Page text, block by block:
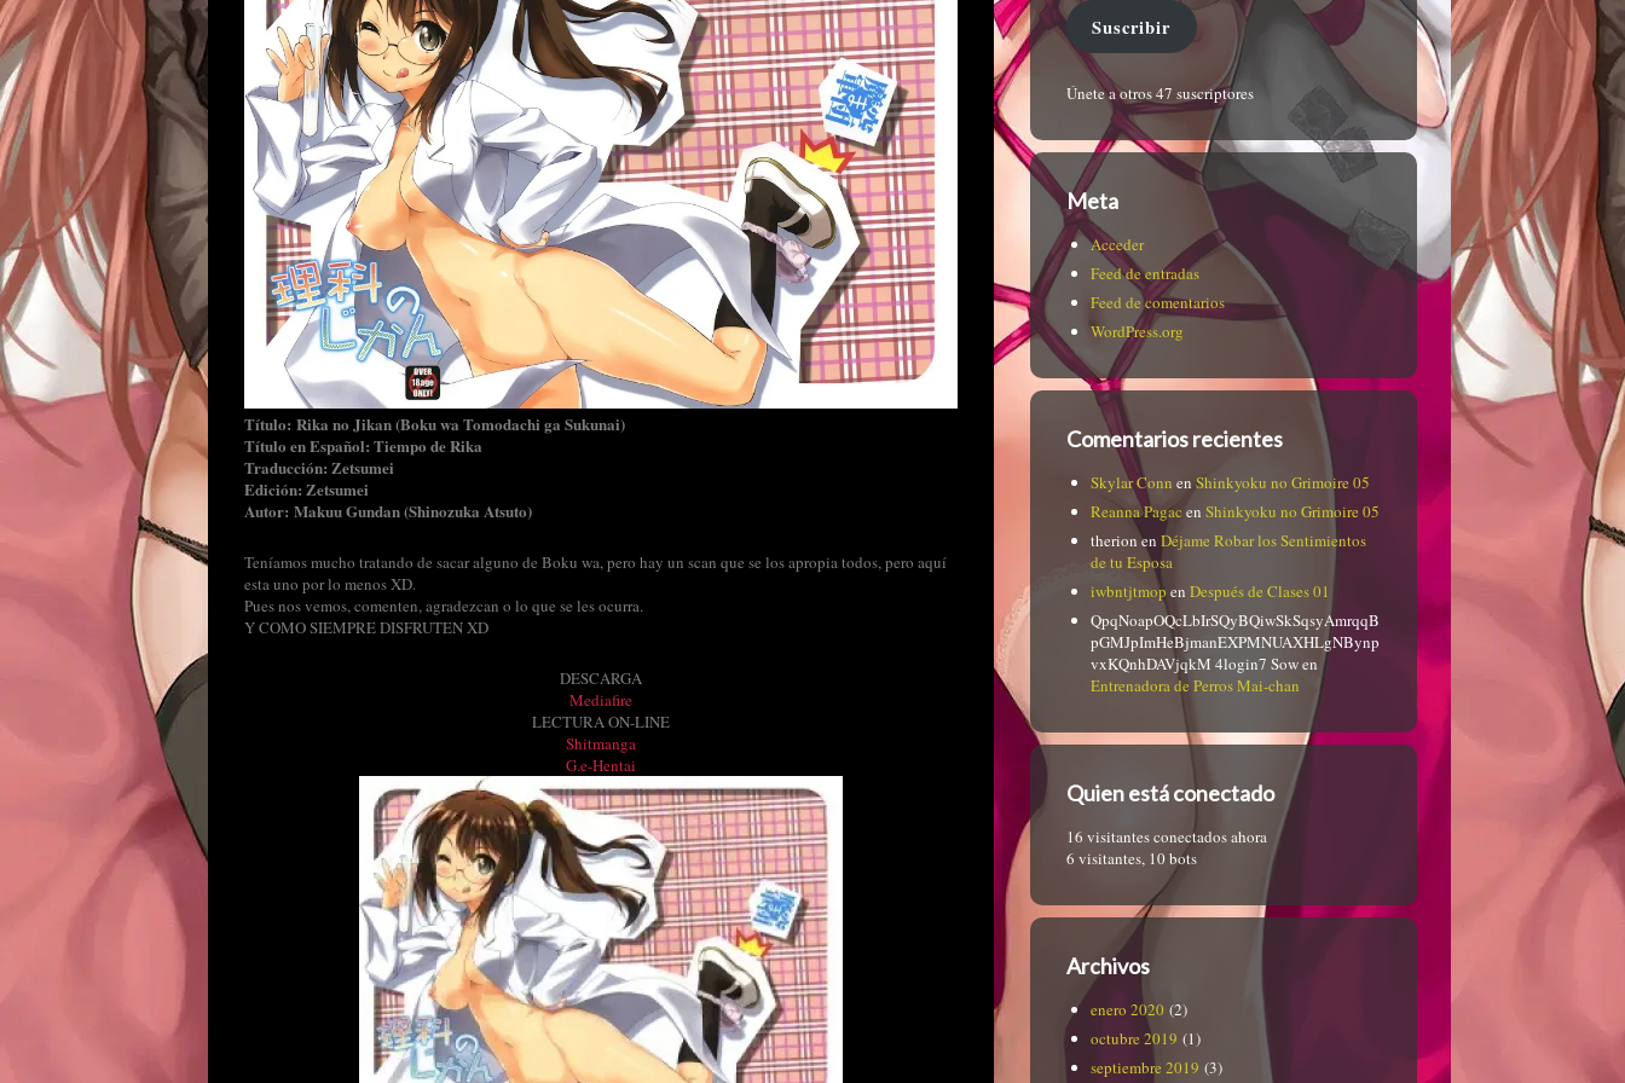
Título: Rika no Jikan (Boku wa Tomodachi ga Sukunai)
Título en Español: Tiempo de Rika
Traducción: Zetsumei
Edición: Zetsumei
Autor: Makuu Gundan (Shinozuka Atsuto)
Teníamos mucho tratando de sacar alguno de Boku wa, pero hay un scan que se los apropia todos, pero aquí
esta uno por lo menos XD.
Pues nos vemos, comenten, agradezcan o lo que se les ocurra.
Y COMO SIEMPRE DISFRUTEN XD
DESCARGA
Mediafire
LECTURA ON-LINE
Shitmanga
G.e-Hentai
Suscribir
Únete a otros 47 suscriptores
Meta
Acceder
Feed de entradas
Feed de comentarios
WordPress.org
Comentarios recientes
Skylar Conn en Shinkyoku no Grimoire 05
Reanna Pagac en Shinkyoku no Grimoire 05
therionen Déjame Robar los Sentimientos
de tu Esposa
iwbntjtmop en Después de Clases 01
QpqNoapOQcLbIrSQyBQiwSkSqsyAmrqqB
pGMJpImHeBjmanEXPMNUAXHLgNBynp
vxKQnhDAVjqkM 4login7 Sowen
Entrenadora de Perros Mai-chan
Quien está conectado
16 visitantes conectados ahora
6 visitantes, 10 bots
Archivos
enero 2020 (2)
octubre 2019 (1)
septiembre 2019 (3)